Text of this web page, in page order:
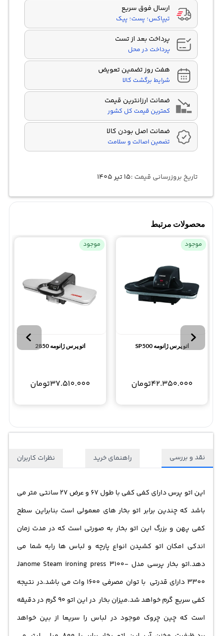
ارسال فوق سریع
تیپاکس؛ پست؛ پیک
پرداخت بعد از تست
پرداخت در محل
هفت روز تضمین تعویض
شرایط برگشت کالا
ضمانت ارزانترین قیمت
کمترین قیمت کل کشور
ضمانت اصل بودن کالا
تضمین اصالت و سلامت
تاریخ بروزرسانی قیمت :۱۵ تیر ۱۴۰۵
محصولات مرتبط
موجود
اتو پرس ژانومه SP500
42.350.000تومان
موجود
اتو پرس ژانومه 2850
37.510.000تومان
نقد و بررسی راهنمای خرید نظرات کاربران
این اتو پرس دارای کفی کفی با طول 67 و عرض 27 سانتی متر می
باشد که چندین برابر اتو بخار های معمولی است بنابراین سطح
کفی پهن و بزرگ این اتو بخار به صورتی است که در مدت زمان
اندکی امکان اتو کشیدن انواع پارچه و لباس ها رابه شما می
دهد.اتو بخار پرسی مدل Janome Steam ironing press 3100-
3300 دارای قدرتی با توان مصرفی 1600 وات می باشد.در نتیجه
کفی سریع گرم خواهد شد.میزان بخار در این اتو 90 گرم در دقیقه
است که چین چروک موجود در لباس را سریعا از بین خواهد